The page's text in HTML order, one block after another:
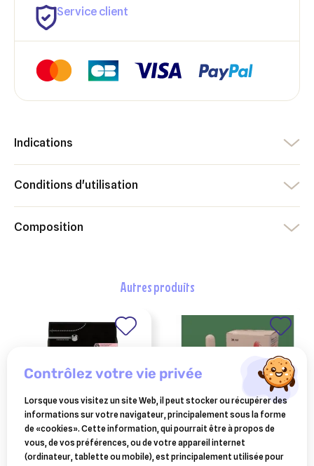
Service client
Indications
Conditions d'utilisation
Composition
autres produits
PURINA
purina pro plan chiot
floratonyl :
complément
Ajouter à ma liste d'envies
Créer une nouvelle liste
Vous devez être connecté pour ajouter des produits à votre
contrôlez votre vie privée
Lorsque vous visitez un site Web, il peut stocker ou récupérer des
informations sur votre navigateur, principalement sous la forme
de «cookies». Cette information, qui pourrait être à propos de
vous, de vos préférences, ou de votre appareil internet
(ordinateur, tablette ou mobile), est principalement utilisée pour